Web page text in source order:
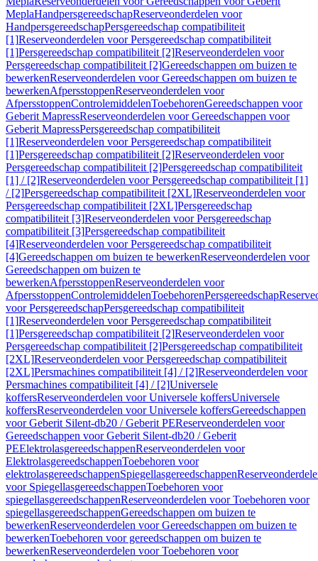
MeplaHandpersgereedschapReserveonderdelen voor
HandpersgereedschapPersgereedschap compatibiliteit
[1]Reserveonderdelen voor Persgereedschap compatibiliteit
[1]Persgereedschap compatibiliteit [2]Reserveonderdelen voor
Persgereedschap compatibiliteit [2]Gereedschappen om buizen te
bewerkenReserveonderdelen voor Gereedschappen om buizen te
bewerkenAfpersstoppenReserveonderdelen voor
AfpersstoppenControlemiddelenToebehorenGereedschappen voor
Geberit MapressReserveonderdelen voor Gereedschappen voor
Geberit MapressPersgereedschap compatibiliteit
[1]Reserveonderdelen voor Persgereedschap compatibiliteit
[1]Persgereedschap compatibiliteit [2]Reserveonderdelen voor
Persgereedschap compatibiliteit [2]Persgereedschap compatibiliteit
[1] / [2]Reserveonderdelen voor Persgereedschap compatibiliteit [1]
/ [2]Persgereedschap compatibiliteit [2XL]Reserveonderdelen voor
Persgereedschap compatibiliteit [2XL]Persgereedschap
compatibiliteit [3]Reserveonderdelen voor Persgereedschap
compatibiliteit [3]Persgereedschap compatibiliteit
[4]Reserveonderdelen voor Persgereedschap compatibiliteit
[4]Gereedschappen om buizen te bewerkenReserveonderdelen voor
Gereedschappen om buizen te
bewerkenAfpersstoppenReserveonderdelen voor
AfpersstoppenControlemiddelenToebehorenPersgereedschap
voor PersgereedschapPersgereedschap compatibiliteit
[1]Reserveonderdelen voor Persgereedschap compatibiliteit
[1]Persgereedschap compatibiliteit [2]Reserveonderdelen voor
Persgereedschap compatibiliteit [2]Persgereedschap compatibiliteit
[2XL]Reserveonderdelen voor Persgereedschap compatibiliteit
[2XL]Persmachines compatibiliteit [4] / [2]Reserveonderdelen voor
Persmachines compatibiliteit [4] / [2]Universele
koffersReserveonderdelen voor Universele koffersUniversele
koffersReserveonderdelen voor Universele koffersGereedschappen
voor Geberit Silent-db20 / Geberit PEReserveonderdelen voor
Gereedschappen voor Geberit Silent-db20 / Geberit
PEElektrolasgereedschappenReserveonderdelen voor
ElektrolasgereedschappenToebehoren voor
elektrolasgereedschappenSpiegellasgereedschappen
voor SpiegellasgereedschappenToebehoren voor
spiegellasgereedschappenReserveonderdelen voor Toebehoren voor
spiegellasgereedschappenGereedschappen om buizen te
bewerkenReserveonderdelen voor Gereedschappen om buizen te
bewerkenToebehoren voor gereedschappen om buizen te
bewerkenReserveonderdelen voor Toebehoren voor